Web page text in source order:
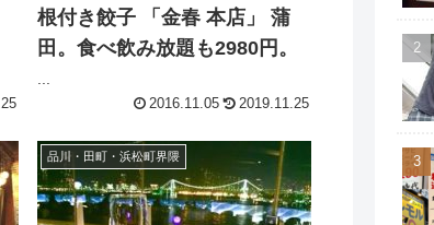
根付き餃子 「金春 本店」 蒲
田。食べ飲み放題も2980円。
2016.11.05 2019.11.25
品川・田町・浜松町界隈